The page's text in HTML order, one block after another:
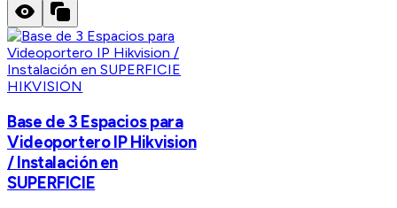
HIKVISION
Base de 3 Espacios para
Videoportero IP Hikvision
/ Instalación en
SUPERFICIE